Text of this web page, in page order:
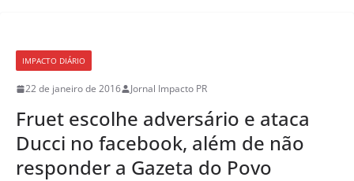
IMPACTO DIÁRIO
22 de janeiro de 2016 Jornal Impacto PR
Fruet escolhe adversário e ataca
Ducci no facebook, além de não
responder a Gazeta do Povo